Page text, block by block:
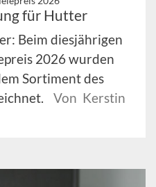
für Hutter
Beim diesjährigen
2026 wurden
Sortiment des
Von Kerstin